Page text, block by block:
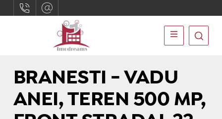
BRANESTI - VADU
ANEI, TEREN 500 MP,